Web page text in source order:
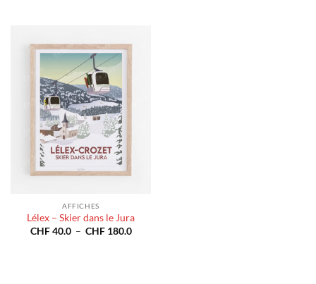
AFFICHES
Lélex – Skier dans le Jura
CHF40.0 – CHF180.0Plage